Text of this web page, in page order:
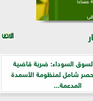
السوداء: ضربة قاضية
شامل لمنظومة الأسمدة
المدعمة...